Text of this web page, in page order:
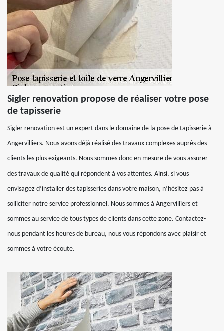
Sigler renovation propose de réaliser votre pose
de tapisserie
Sigler renovation est un expert dans le domaine de la pose de tapisserie à
Angervilliers. Nous avons déjà réalisé des travaux complexes auprès des
clients les plus exigeants. Nous sommes donc en mesure de vous assurer
des travaux de qualité qui répondent à vos attentes. Ainsi, si vous
envisagez d’installer des tapisseries dans votre maison, n’hésitez pas à
solliciter notre service professionnel. Nous sommes à Angervilliers et
sommes au service de tous types de clients dans cette zone. Contactez-
nous pendant les heures de bureau, nous vous répondons avec plaisir et
sommes à votre écoute.